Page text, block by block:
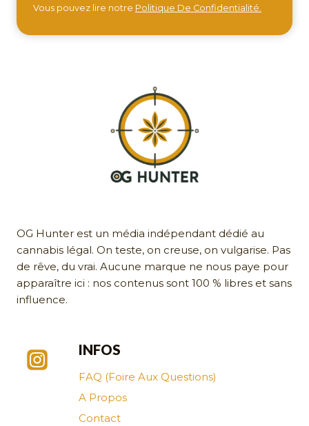
Vous pouvez lire notre Politique De Confidentialité.
OG Hunter est un média indépendant dédié au
cannabis légal. On teste, on creuse, on vulgarise. Pas
de rêve, du vrai. Aucune marque ne nous paye pour
apparaître ici : nos contenus sont 100 % libres et sans
influence.
INFOS
FAQ (Foire Aux Questions)
A Propos
Contact